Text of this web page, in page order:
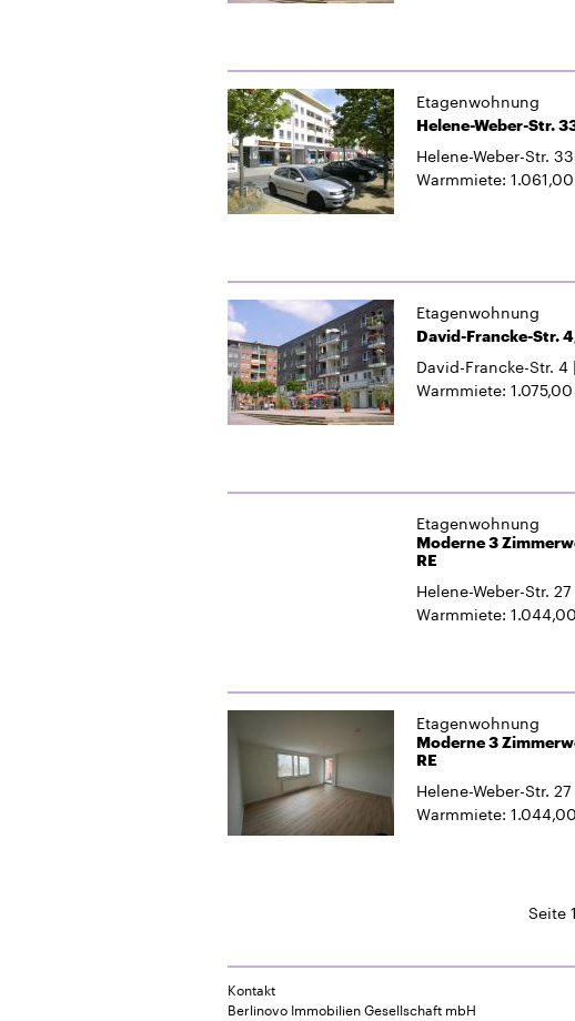
Etagenwohnung
Helene-Weber-Str.
Helene-Weber-Str. 33
Warmmiete
Etagenwohnung
David-Francke-Str. 4,
David-Francke-Str. 4
Warmmiete
Etagenwohnung
Moderne 3
RE
Helene-Weber-Str. 27
Warmmiete
Etagenwohnung
Moderne 3
RE
Helene-Weber-Str. 27
Warmmiete
Seite 1
Kontakt
Berlinovo Immobilien Gesellschaft mbH